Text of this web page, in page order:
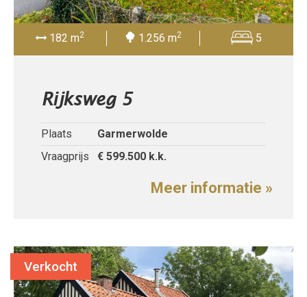
182 m2 1.256 m2 5
Rijksweg 5
Plaats
Garmerwolde
Vraagprijs
€ 599.500 k.k.
Meer informatie »
Verkocht